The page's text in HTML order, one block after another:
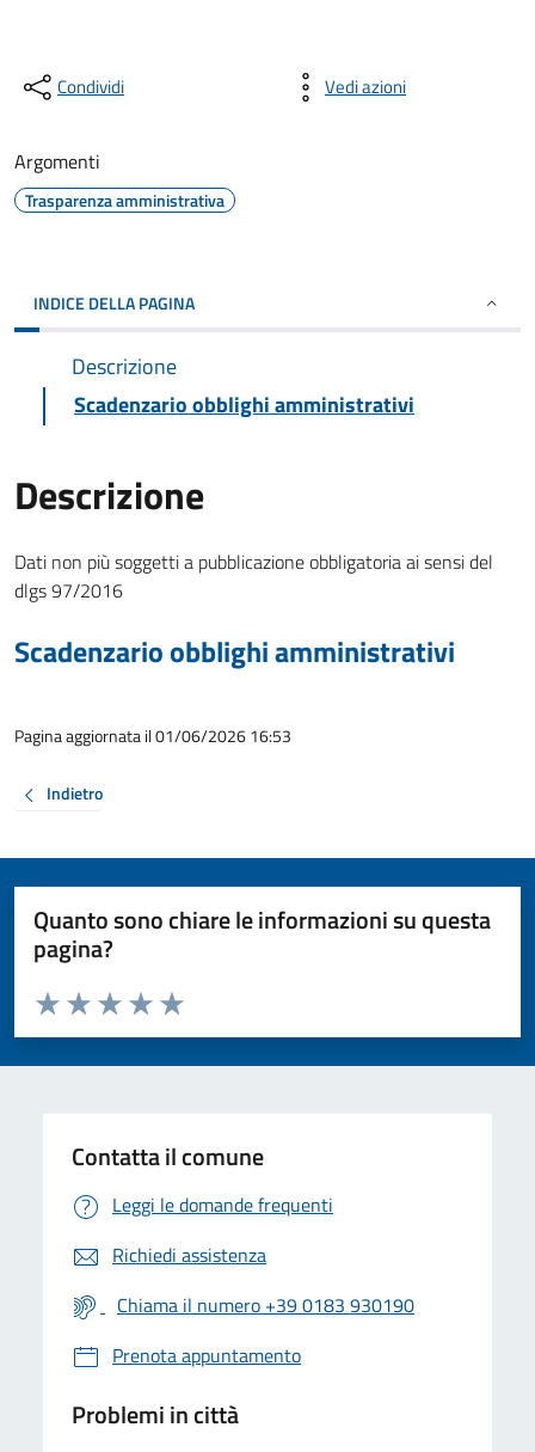
Condividi Vedi azioni
Argomenti
Trasparenza amministrativa
INDICE DELLA PAGINA
Descrizione
Scadenzario obblighi amministrativi
Descrizione
Dati non più soggetti a pubblicazione obbligatoria ai sensi del
dlgs 97/2016
Scadenzario obblighi amministrativi
Pagina aggiornata il 01/06/2026 16:53
Indietro
Quanto sono chiare le informazioni su questa
pagina?
Valuta da 1 a 5 stelle la pagina
Valuta 5 stelle su 5
Valuta 4 stelle su 5
Valuta 3 stelle su 5
Valuta 2 stelle su 5
Valuta 1 stelle su 5
Contatta il comune
Leggi le domande frequenti
Richiedi assistenza
Chiama il numero +39 0183 930190
Prenota appuntamento
Problemi in città